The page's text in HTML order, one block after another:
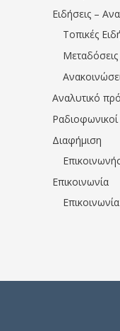
Ειδήσεις –
Τοπικές
Μεταδόσεις
Αναλυτικό
Διαφήμιση
Επικοινωνία
Επικοινωνία